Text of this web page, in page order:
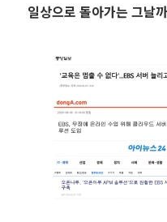
일상으로 돌아가는 그날